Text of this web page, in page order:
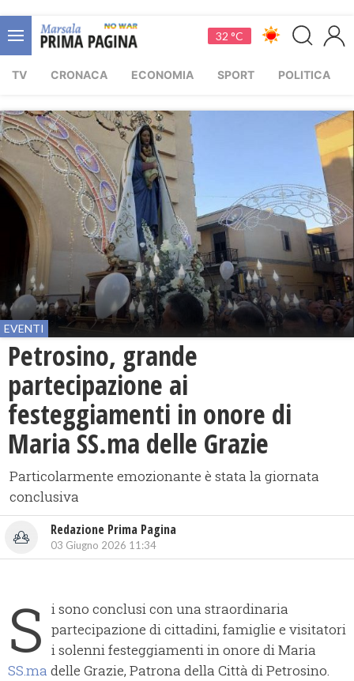
32 °C
TV CRONACA ECONOMIA SPORT POLITICA
EVENTI
Petrosino, grande
partecipazione ai
festeggiamenti in onore di
Maria SS.ma delle Grazie
Particolarmente emozionante è stata la giornata
conclusiva
Redazione Prima Pagina
03 Giugno 2026 11:34
S i sono conclusi con una straordinaria
partecipazione di cittadini, famiglie e visitatori
i solenni festeggiamenti in onore di Maria
SS.ma delle Grazie, Patrona della Città di Petrosino.